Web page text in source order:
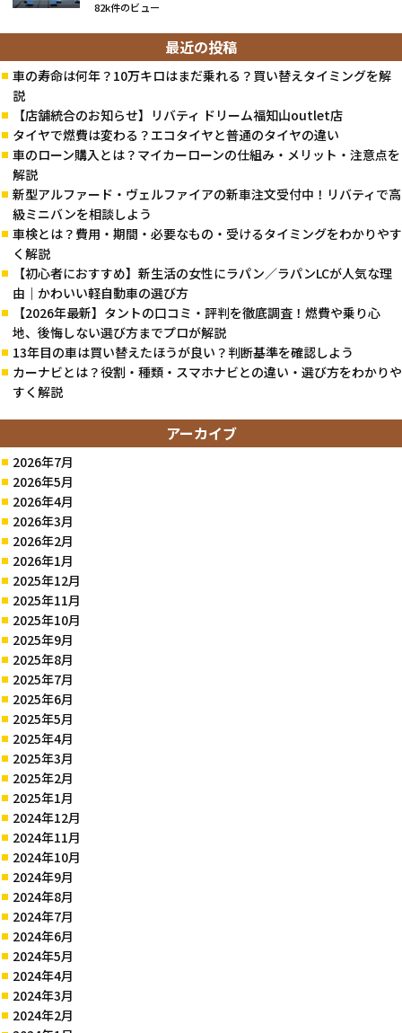
82k件のビュー
最近の投稿
車の寿命は何年？10万キロはまだ乗れる？買い替えタイミングを解
説
【店舗統合のお知らせ】リバティ ドリーム福知山outlet店
タイヤで燃費は変わる？エコタイヤと普通のタイヤの違い
車のローン購入とは？マイカーローンの仕組み・メリット・注意点を
解説
新型アルファード・ヴェルファイアの新車注文受付中！リバティで高
級ミニバンを相談しよう
車検とは？費用・期間・必要なもの・受けるタイミングをわかりやす
く解説
【初心者におすすめ】新生活の女性にラパン／ラパンLCが人気な理
由｜かわいい軽自動車の選び方
【2026年最新】タントの口コミ・評判を徹底調査！燃費や乗り心
地、後悔しない選び方までプロが解説
13年目の車は買い替えたほうが良い？判断基準を確認しよう
カーナビとは？役割・種類・スマホナビとの違い・選び方をわかりや
すく解説
アーカイブ
2026年7月
2026年5月
2026年4月
2026年3月
2026年2月
2026年1月
2025年12月
2025年11月
2025年10月
2025年9月
2025年8月
2025年7月
2025年6月
2025年5月
2025年4月
2025年3月
2025年2月
2025年1月
2024年12月
2024年11月
2024年10月
2024年9月
2024年8月
2024年7月
2024年6月
2024年5月
2024年4月
2024年3月
2024年2月